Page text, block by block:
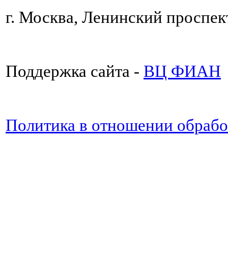
г. Москва, Ленинский
Поддержка сайта - ВЦ ФИАН
Политика в отношении